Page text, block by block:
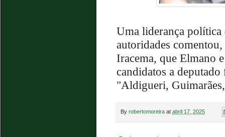
Uma liderança política
autoridades
Iracema, que Elmano
candidatos a
"Aldigueri,
By robertomoreira at abril 17, 2025